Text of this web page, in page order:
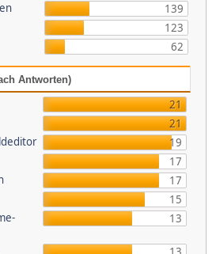
139
123
62
Antworten)
21
21
19
17
17
15
13